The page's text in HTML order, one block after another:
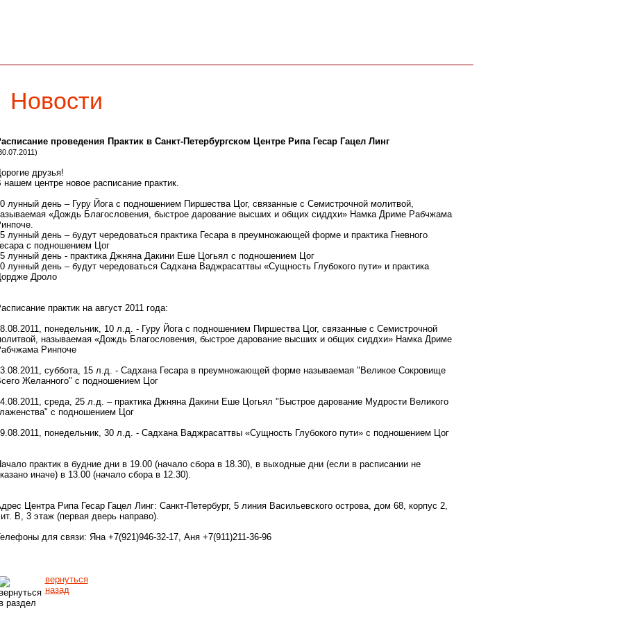
Новости
проведения Практик в Санкт-Петербургском Центре Рипа Гесар Гацел Линг
друзья!
нашем центре новое расписание практик.
лунный день – Гуру Йога с подношением Пиршества Цог, связанные с Семистрочной молитвой,
«Дождь Благословения, быстрое дарование высших и общих сиддхи» Намка Дриме Рабчжама
лунный день – будут чередоваться практика Гесара в преумножающей форме и практика Гневного
с подношением Цог
лунный день - практика Джняна Дакини Еше Цогьял с подношением Цог
лунный день – будут чередоваться Садхана Ваджрасаттвы «Сущность Глубокого пути» и практика
Дроло
практик на август 2011 года:
понедельник, 10 л.д. - Гуру Йога с подношением Пиршества Цог, связанные с Семистрочной
называемая «Дождь Благословения, быстрое дарование высших и общих сиддхи» Намка Дриме
Ринпоче
суббота, 15 л.д. - Садхана Гесара в преумножающей форме называемая "Великое Сокровище
Желанного" с подношением Цог
среда, 25 л.д. – практика Джняна Дакини Еше Цогьял "Быстрое дарование Мудрости Великого
с подношением Цог
понедельник, 30 л.д. - Садхана Ваджрасаттвы «Сущность Глубокого пути» с подношением Цог
практик в будние дни в 19.00 (начало сбора в 18.30), в выходные дни (если в расписании не
иначе) в 13.00 (начало сбора в 12.30).
Центра Рипа Гесар Гацел Линг: Санкт-Петербург, 5 линия Васильевского острова, дом 68, корпус 2,
В, 3 этаж (первая дверь направо).
для связи: Яна +7(921)946-32-17, Аня +7(911)211-36-96
вернуться
назад